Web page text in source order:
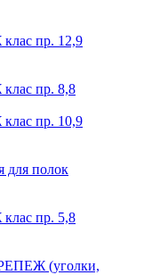
пр. 12,9
пр. 8,8
пр. 10,9
полок
пр. 5,8
(уголки,